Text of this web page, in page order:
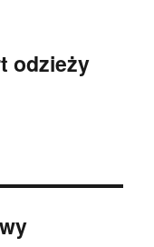
odzieży